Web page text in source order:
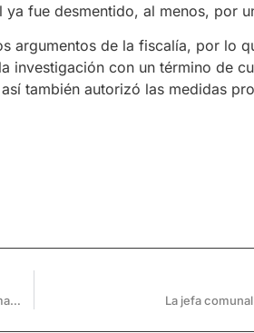
fue desmentido, al menos, por
argumentos de la fiscalía, por lo
con un término de
también autorizó las medidas
Coronavirus en Argentina: 8 muertes y 90 nuevos casos en las últimas 24 hs. La jefa